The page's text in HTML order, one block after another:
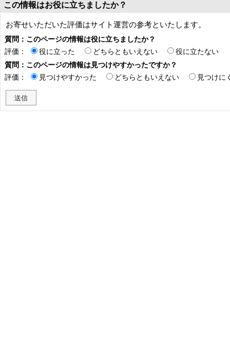
この情報はお役に立ちましたか？
お寄せいただいた評価はサイト運営の参考といたします。
質問：このページの情報は役に立ちましたか？
評価：
役に立った どちらともいえない
役に立たない
質問：このページの情報は見つけやすかったですか？
評価：
見つけやすかった どちらともいえない 見つけに